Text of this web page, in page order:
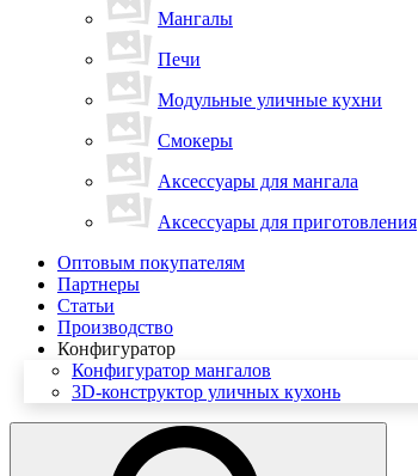
Мангалы
Печи
Модульные уличные кухни
Смокеры
Аксессуары для мангала
Аксессуары для приготовления
Оптовым покупателям
Партнеры
Статьи
Производство
Конфигуратор
Конфигуратор мангалов
3D-конструктор уличных кухонь